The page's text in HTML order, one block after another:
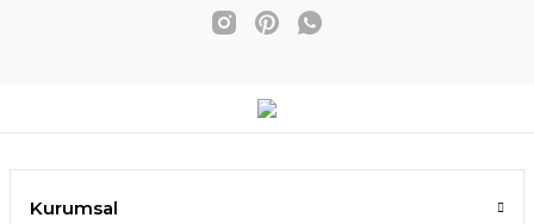
Kurumsal